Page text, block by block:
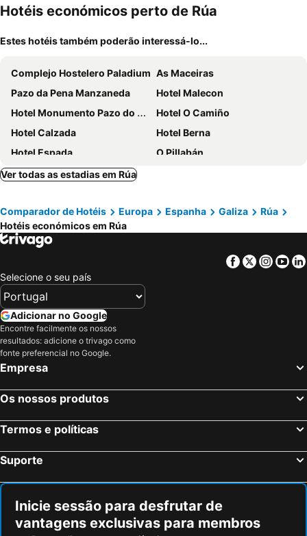
mento
Hotéis económicos perto de Rúa
Estes hotéis também poderão interessá-lo...
Complejo Hostelero Paladium As Maceiras
Pazo da Pena Manzaneda
Hotel Malecon
Hotel Monumento Pazo do Castro
Hotel O Camiño
Hotel Calzada
Hotel Berna
Hotel Espada
O Pillabán
Pazo a Freiría
Ver todas as estadias em Rúa
Comparador de Hotéis Europa Espanha Galiza
Rúa
Hotéis económicos em Rúa
Facebook
Twitter
Selecione o seu país
Adicionar no Google
Encontre facilmente os nossos
resultados: adicione o trivago como
fonte preferencial no Google.
Empresa
Os nossos produtos
Termos e políticas
Suporte
Inicie sessão para desfrutar de
vantagens exclusivas para membros